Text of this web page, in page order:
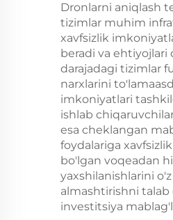
qarshi
portativ
masofali
aniqlash
Dronlarni aniqlash
tizimlar muhim
xavfsizlik
beradi va ehtiyojlari
darajadagi tizimlar
narxlarini
imkoniyatlari
ishlab
esa cheklangan
foydalariga
bo'lgan voqeadan
yaxshilanishlarini
almashtirishni
investitsiya